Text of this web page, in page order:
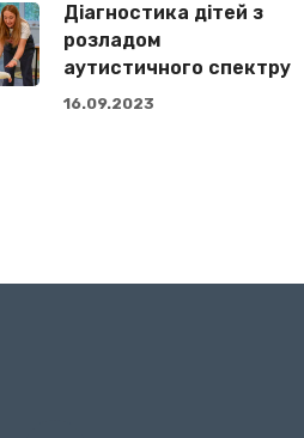
Діагностика дітей з
розладом
аутистичного спектру
16.09.2023